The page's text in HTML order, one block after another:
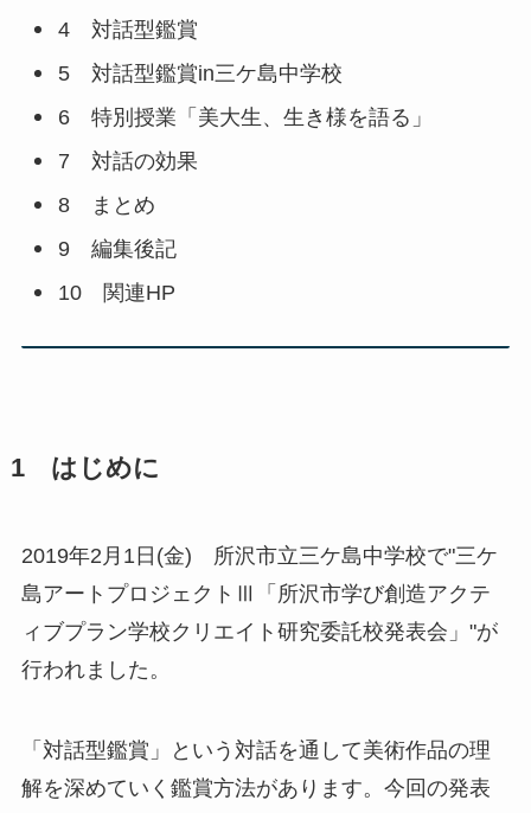
4 対話型鑑賞
5 対話型鑑賞in三ケ島中学校
6 特別授業「美大生、生き様を語る」
7 対話の効果
8 まとめ
9 編集後記
10 関連HP
1 はじめに
2019年2月1日(金) 所沢市立三ケ島中学校で"三ケ
島アートプロジェクトⅢ「所沢市学び創造アクテ
ィブプラン学校クリエイト研究委託校発表会」"が
行われました。
「対話型鑑賞」という対話を通して美術作品の理
解を深めていく鑑賞方法があります。今回の発表